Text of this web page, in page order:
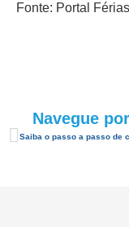
Fonte: Portal
Navegue